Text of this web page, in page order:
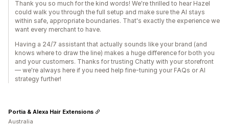
Thank you so much for the kind words! We're thrilled to hear Hazel
could walk you through the full setup and make sure the AI stays
within safe, appropriate boundaries. That's exactly the experience we
want every merchant to have.
Having a 24/7 assistant that actually sounds like your brand (and
knows where to draw the line) makes a huge difference for both you
and your customers. Thanks for trusting Chatty with your storefront
— we're always here if you need help fine-tuning your FAQs or AI
strategy further!
Portia & Alexa Hair Extensions
Australia